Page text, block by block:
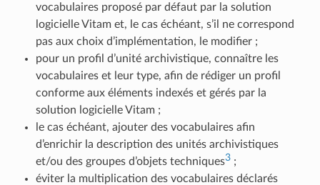
vocabulaires proposé par défaut par la solution
logicielle Vitam et, le cas échéant, s’il ne correspond
pas aux choix d’implémentation, le modifier ;
pour un profil d’unité archivistique, connaître les
vocabulaires et leur type, afin de rédiger un profil
conforme aux éléments indexés et gérés par la
solution logicielle Vitam ;
le cas échéant, ajouter des vocabulaires afin
d’enrichir la description des unités archivistiques
et/ou des groupes d’objets techniques3;
éviter la multiplication des vocabulaires déclarés